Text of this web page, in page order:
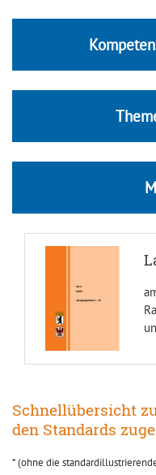
Schnellübersicht
den Standards
* (ohne die